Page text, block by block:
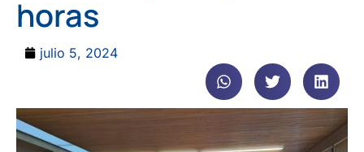
horas
julio 5, 2024